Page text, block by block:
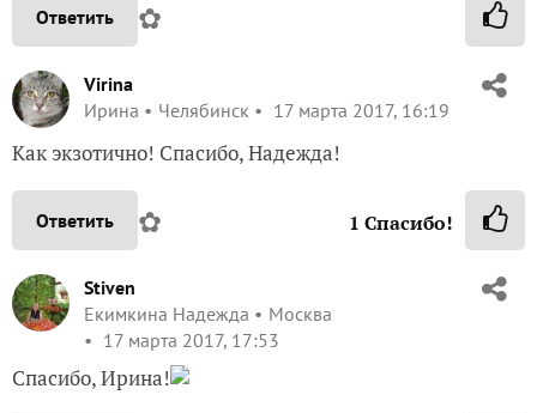
Ответить ✿
Virina
Ирина
Челябинск 17 марта 2017, 16:19
Как экзотично! Спасибо, Надежда!
Ответить ✿ 1 Спасибо!
Stiven
Екимкина Надежда
Москва
17 марта 2017, 17:53
Спасибо, Ирина!